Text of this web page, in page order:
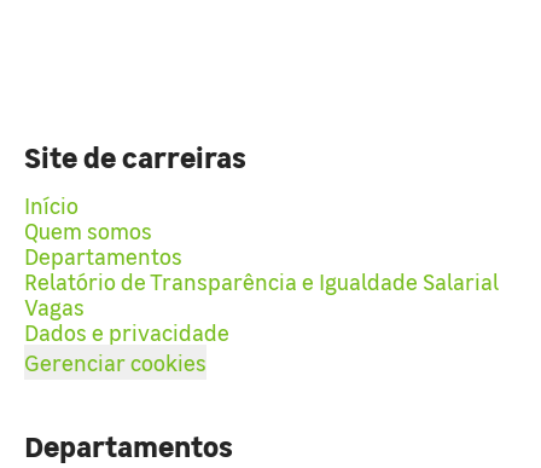
Site de carreiras
Início
Quem somos
Departamentos
Relatório de Transparência e Igualdade Salarial
Vagas
Dados e privacidade
Gerenciar cookies
Departamentos